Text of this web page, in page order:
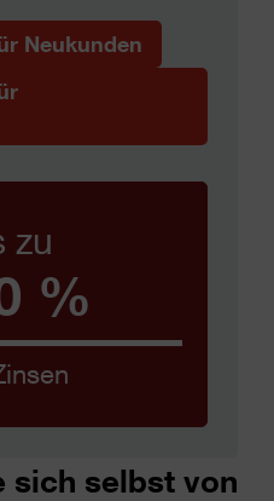
Neukunden
zu
%
sich selbst von